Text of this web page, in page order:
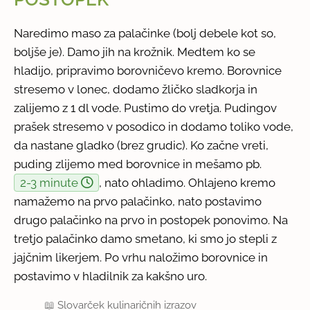
Naredimo maso za palačinke (bolj debele kot so,
boljše je). Damo jih na krožnik. Medtem ko se
hladijo, pripravimo borovničevo kremo. Borovnice
stresemo v lonec, dodamo žličko sladkorja in
zalijemo z 1 dl vode. Pustimo do vretja. Pudingov
prašek stresemo v posodico in dodamo toliko vode,
da nastane gladko (brez grudic). Ko začne vreti,
puding zlijemo med borovnice in mešamo pb.
2-3 minute
, nato ohladimo. Ohlajeno kremo
namažemo na prvo palačinko, nato postavimo
drugo palačinko na prvo in postopek ponovimo. Na
tretjo palačinko damo smetano, ki smo jo stepli z
jajčnim likerjem. Po vrhu naložimo borovnice in
postavimo v hladilnik za kakšno uro.
📖Slovarček kulinaričnih izrazov